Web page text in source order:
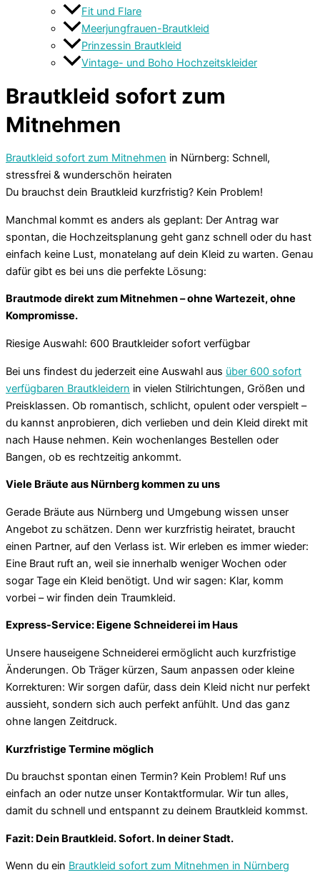
Fit und Flare
Meerjungfrauen-Brautkleid
Prinzessin Brautkleid
Vintage- und Boho Hochzeitskleider
Brautkleid sofort zum
Mitnehmen
Brautkleid sofort zum Mitnehmen in Nürnberg: Schnell,
stressfrei & wunderschön heiraten
Du brauchst dein Brautkleid kurzfristig? Kein Problem!
Manchmal kommt es anders als geplant: Der Antrag war
spontan, die Hochzeitsplanung geht ganz schnell oder du hast
einfach keine Lust, monatelang auf dein Kleid zu warten. Genau
dafür gibt es bei uns die perfekte Lösung:
Brautmode direkt zum Mitnehmen – ohne Wartezeit, ohne
Kompromisse.
Riesige Auswahl: 600 Brautkleider sofort verfügbar
Bei uns findest du jederzeit eine Auswahl aus über 600 sofort
verfügbaren Brautkleidern in vielen Stilrichtungen, Größen und
Preisklassen. Ob romantisch, schlicht, opulent oder verspielt –
du kannst anprobieren, dich verlieben und dein Kleid direkt mit
nach Hause nehmen. Kein wochenlanges Bestellen oder
Bangen, ob es rechtzeitig ankommt.
Viele Bräute aus Nürnberg kommen zu uns
Gerade Bräute aus Nürnberg und Umgebung wissen unser
Angebot zu schätzen. Denn wer kurzfristig heiratet, braucht
einen Partner, auf den Verlass ist. Wir erleben es immer wieder:
Eine Braut ruft an, weil sie innerhalb weniger Wochen oder
sogar Tage ein Kleid benötigt. Und wir sagen: Klar, komm
vorbei – wir finden dein Traumkleid.
Express-Service: Eigene Schneiderei im Haus
Unsere hauseigene Schneiderei ermöglicht auch kurzfristige
Änderungen. Ob Träger kürzen, Saum anpassen oder kleine
Korrekturen: Wir sorgen dafür, dass dein Kleid nicht nur perfekt
aussieht, sondern sich auch perfekt anfühlt. Und das ganz
ohne langen Zeitdruck.
Kurzfristige Termine möglich
Du brauchst spontan einen Termin? Kein Problem! Ruf uns
einfach an oder nutze unser Kontaktformular. Wir tun alles,
damit du schnell und entspannt zu deinem Brautkleid kommst.
Fazit: Dein Brautkleid. Sofort. In deiner Stadt.
Wenn du ein Brautkleid sofort zum Mitnehmen in Nürnberg